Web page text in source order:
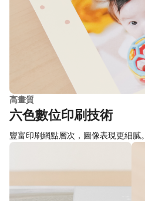
高畫質
六色數位印刷技術
豐富印刷網點層次，圖像表現更細膩。